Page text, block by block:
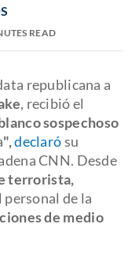
READ
republicana a
, recibió el
sospechoso
",declarósu
CNN. Desde
terrorista,
de la
de medio